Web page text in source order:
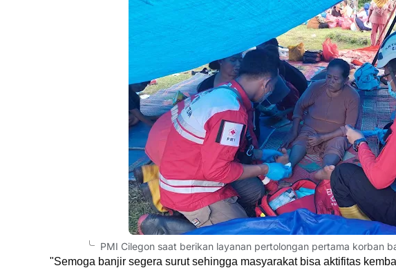
PMI Cilegon saat berikan layanan pertolongan pertama korban
"Semoga banjir segera surut sehingga masyarakat bisa aktifitas